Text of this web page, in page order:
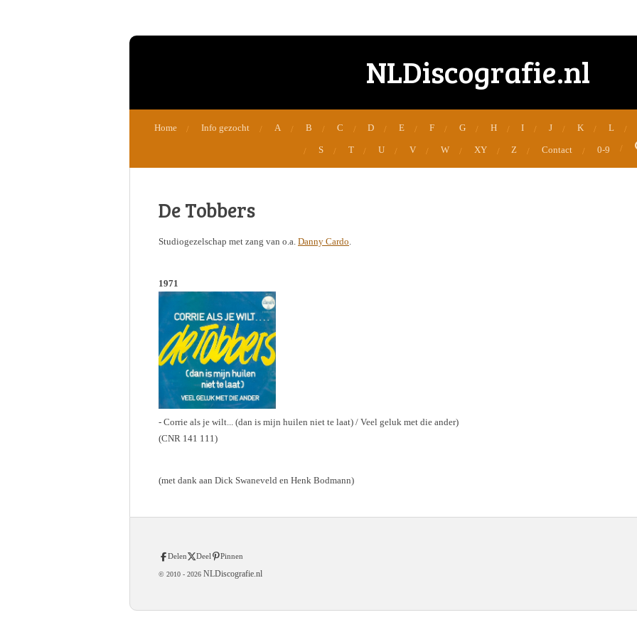
NLDiscografie.nl
Home Info gezocht A B C D E F G H I J K L
S T U V W XY Z Contact 0-9
De Tobbers
Studiogezelschap met zang van o.a. Danny Cardo.
1971
- Corrie als je wilt... (dan is mijn huilen niet te laat) / Veel geluk met die ander)
(CNR 141 111)
(met dank aan Dick Swaneveld en Henk Bodmann)
Delen Deel Pinnen
© 2010 - 2026 NLDiscografie.nl